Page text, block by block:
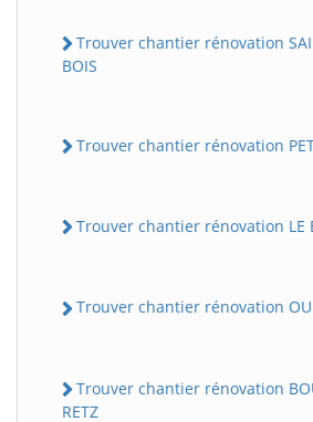
Trouver chantier rénovation
BOIS
Trouver chantier rénovation
Trouver chantier rénovation LE
Trouver chantier rénovation
Trouver chantier rénovation
RETZ